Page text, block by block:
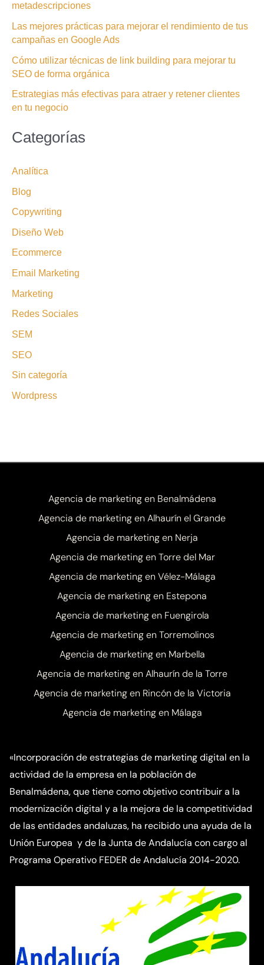
metadescripciones
Las mejores prácticas para mejorar el rendimiento de tus
campañas en Google Ads
Cómo utilizar técnicas de link building para mejorar tu
SEO de forma orgánica
Estrategias más efectivas para atraer y retener clientes
en tu negocio
Categorías
Analítica
Blog
Copywriting
Diseño Web
Ecommerce
Email Marketing
Marketing
Redes Sociales
SEM
SEO
Sin categoría
Wordpress
Agencia de marketing en Benalmádena
Agencia de marketing en Alhaurín el Grande
Agencia de marketing en Nerja
Agencia de marketing en Torre del Mar
Agencia de marketing en Vélez-Málaga
Agencia de marketing en Estepona
Agencia de marketing en Fuengirola
Agencia de marketing en Torremolinos
Agencia de marketing en Marbella
Agencia de marketing en Alhaurín de la Torre
Agencia de marketing en Rincón de la Victoria
Agencia de marketing en Málaga
«Incorporación de estrategias de marketing digital en la
actividad de la empresa en la población de
Benalmádena, que tiene como objetivo contribuir a la
modernización digital y a la mejora de la competitividad
de las entidades andaluzas, ha recibido una ayuda de la
Unión Europea y de la Junta de Andalucía con cargo al
Programa Operativo FEDER de Andalucía 2014-2020.